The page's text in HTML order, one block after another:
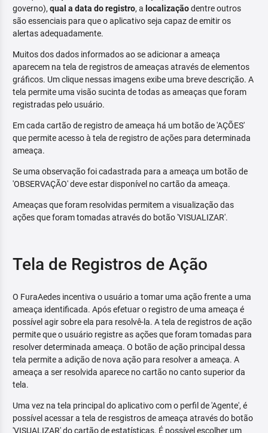
governo), qual a data do registro, a localizaçãodentre outros
são essenciais para que o aplicativo seja capaz de emitir os
alertas adequadamente.
Muitos dos dados informados ao se adicionar a ameaça
aparecem na tela de registros de ameaças através de elementos
gráficos. Um clique nessas imagens exibe uma breve descrição. A
tela permite uma visão sucinta de todas as ameaças que foram
registradas pelo usuário.
Em cada cartão de registro de ameaça há um botão de 'AÇÕES'
que permite acesso à tela de registro de ações para determinada
ameaça.
Se uma observação foi cadastrada para a ameaça um botão de
'OBSERVAÇÃO' deve estar disponível no cartão da ameaça.
Ameaças que foram resolvidas permitem a visualização das
ações que foram tomadas através do botão 'VISUALIZAR'.
Tela de Registros de Ação
O FuraAedes incentiva o usuário a tomar uma ação frente a uma
ameaça identificada. Após efetuar o registro de uma ameaça é
possível agir sobre ela para resolvê-la. A tela de registros de ação
permite que o usuário registre as ações que foram tomadas para
resolver determinada ameaça. O botão de ação principal dessa
tela permite a adição de nova ação para resolver a ameaça. A
ameaça a ser resolvida aparece no cartão no canto superior da
tela.
Uma vez na tela principal do aplicativo com o perfil de 'Agente', é
possível acessar a tela de resgistros de ameaça através do botão
'VISUALIZAR' do cartão de estatísticas. É possível escolher um